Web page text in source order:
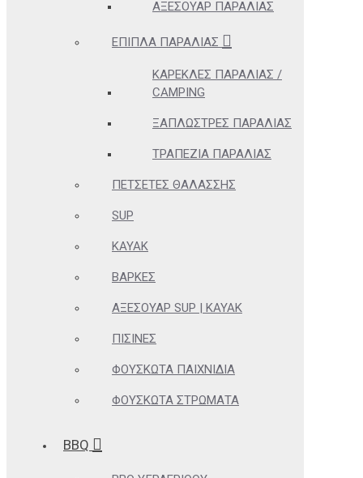
ΑΞΕΣΟΥΆΡ ΠΑΡΑΛΊΑΣ
ΈΠΙΠΛΑ ΠΑΡΑΛΊΑΣ
ΚΑΡΈΚΛΕΣ ΠΑΡΑΛΊΑΣ /
CAMPING
ΞΑΠΛΏΣΤΡΕΣ ΠΑΡΑΛΊΑΣ
ΤΡΑΠΈΖΙΑ ΠΑΡΑΛΊΑΣ
ΠΕΤΣΈΤΕΣ ΘΑΛΆΣΣΗΣ
SUP
KAYAK
ΒΆΡΚΕΣ
ΑΞΕΣΟΥΆΡ SUP | KAYAK
ΠΙΣΊΝΕΣ
ΦΟΥΣΚΩΤΆ ΠΑΙΧΝΊΔΙΑ
ΦΟΥΣΚΩΤΆ ΣΤΡΏΜΑΤΑ
BBQ